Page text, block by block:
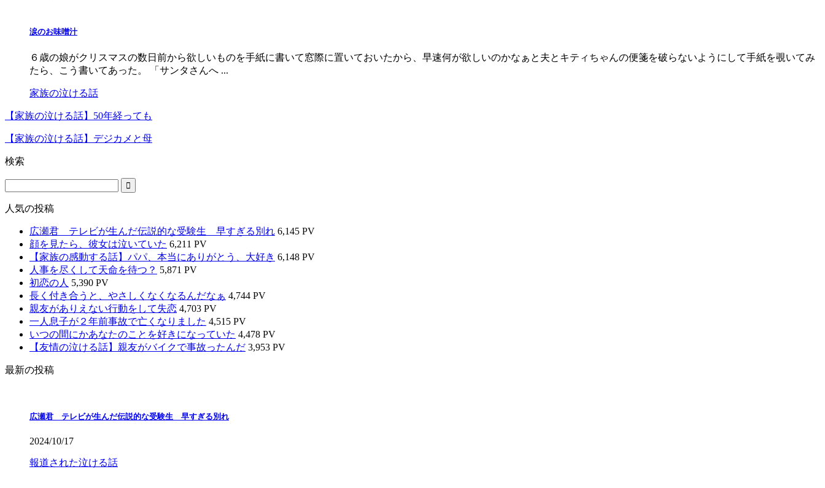
涙のお味噌汁
６歳の娘がクリスマスの数日前から欲しいものを手紙に書いて窓際に置いておいたから、早速何が欲しいのかなぁと夫とキティちゃんの便箋を破らないようにして手紙を覗いてみ
たら、こう書いてあった。 「サンタさんへ ...
家族の泣ける話
【家族の泣ける話】50年経っても
【家族の泣ける話】デジカメと母
検索
人気の投稿
広瀬君 テレビが生んだ伝説的な受験生 早すぎる別れ 6,145 PV
顔を見たら、彼女は泣いていた 6,211 PV
【家族の感動する話】パパ、本当にありがとう、大好き 6,148 PV
人事を尽くして天命を待つ？ 5,871 PV
初恋の人 5,390 PV
長く付き合うと、やさしくなくなるんだなぁ 4,744 PV
親友がありえない行動をして失恋 4,703 PV
一人息子が２年前事故で亡くなりました 4,515 PV
いつの間にかあなたのことを好きになっていた 4,478 PV
【友情の泣ける話】親友がバイクで事故ったんだ 3,953 PV
最新の投稿
広瀬君 テレビが生んだ伝説的な受験生 早すぎる別れ
2024/10/17
報道された泣ける話